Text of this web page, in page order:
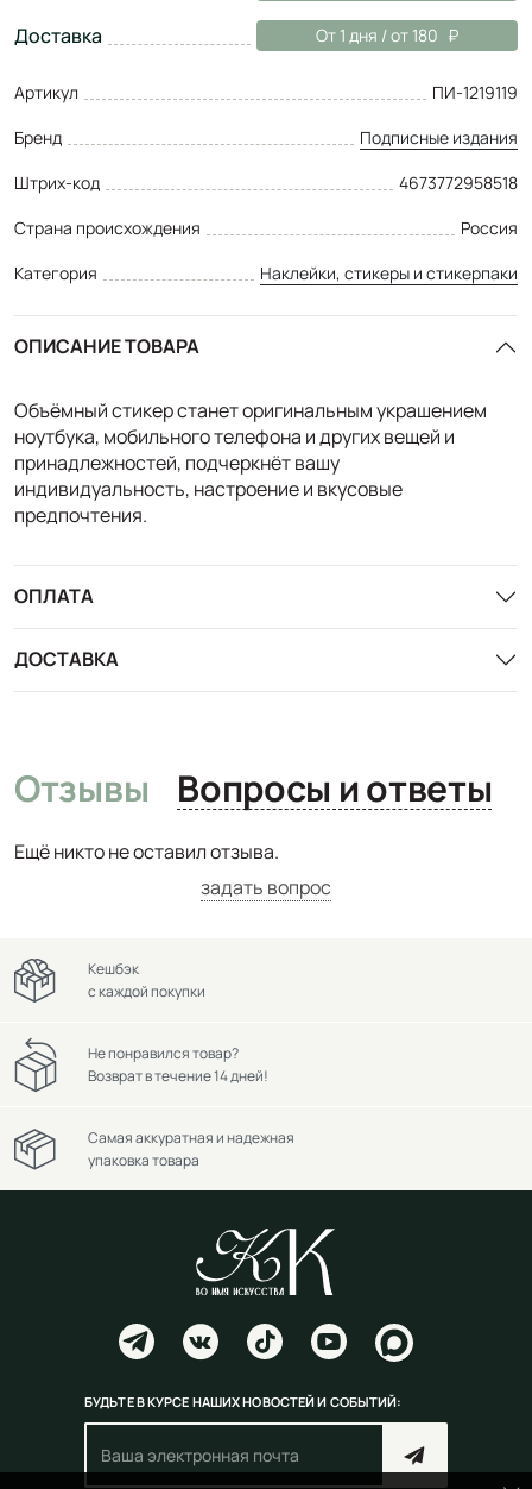
Доставка От 1 дня / от 180
Артикул
ПИ-1219119
Бренд
Подписные издания
Штрих-код
4673772958518
Страна происхождения
Россия
Категория
Наклейки, стикеры и стикерпаки
ОПИСАНИЕ ТОВАРА
Объёмный стикер станет оригинальным украшением
ноутбука, мобильного телефона и других вещей и
принадлежностей, подчеркнёт вашу
индивидуальность, настроение и вкусовые
предпочтения.
ОПЛАТА
ДОСТАВКА
Отзывы Вопросы и ответы
Ещё никто не оставил отзыва.
задать вопрос
Кешбэк
с каждой покупки
Не понравился товар?
Возврат в течение 14 дней!
Самая аккуратная и надежная
упаковка товара
БУДЬТЕ В КУРСЕ НАШИХ НОВОСТЕЙ И СОБЫТИЙ: